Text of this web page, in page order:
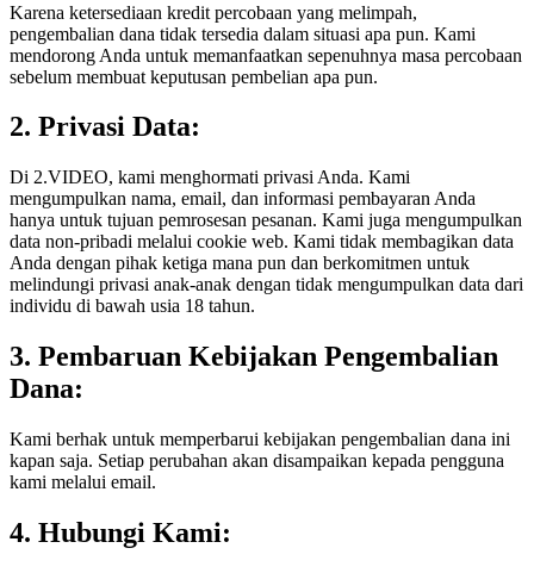
Karena ketersediaan kredit percobaan yang melimpah,
pengembalian dana tidak tersedia dalam situasi apa pun. Kami
mendorong Anda untuk memanfaatkan sepenuhnya masa percobaan
sebelum membuat keputusan pembelian apa pun.
2. Privasi Data:
Di 2.VIDEO, kami menghormati privasi Anda. Kami
mengumpulkan nama, email, dan informasi pembayaran Anda
hanya untuk tujuan pemrosesan pesanan. Kami juga mengumpulkan
data non-pribadi melalui cookie web. Kami tidak membagikan data
Anda dengan pihak ketiga mana pun dan berkomitmen untuk
melindungi privasi anak-anak dengan tidak mengumpulkan data dari
individu di bawah usia 18 tahun.
3. Pembaruan Kebijakan Pengembalian
Dana:
Kami berhak untuk memperbarui kebijakan pengembalian dana ini
kapan saja. Setiap perubahan akan disampaikan kepada pengguna
kami melalui email.
4. Hubungi Kami: